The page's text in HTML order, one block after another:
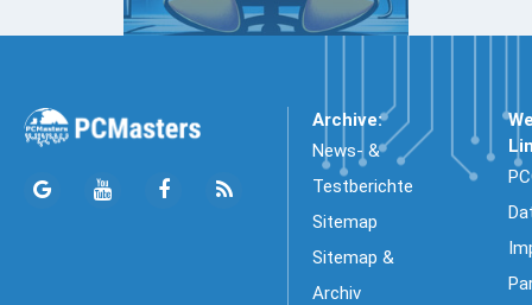
Archive:
News- &
Testberichte
Sitemap
Sitemap &
Archiv